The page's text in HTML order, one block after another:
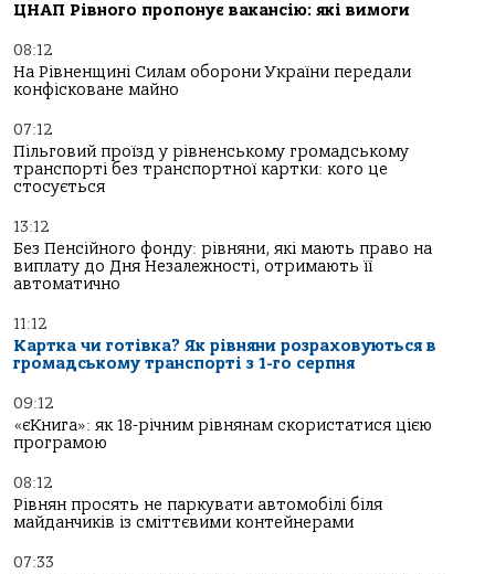
ЦНАП Рівного пропонує вакансію: які вимоги
08:12
На Рівненщині Силам оборони України передали
конфісковане майно
07:12
Пільговий проїзд у рівненському громадському
транспорті без транспортної картки: кого це
стосується
13:12
Без Пенсійного фонду: рівняни, які мають право на
виплату до Дня Незалежності, отримають її
автоматично
11:12
Картка чи готівка? Як рівняни розраховуються в
громадському транспорті з 1-го серпня
09:12
«єКнига»: як 18-річним рівнянам скористатися цією
програмою
08:12
Рівнян просять не паркувати автомобілі біля
майданчиків із сміттєвими контейнерами
07:33